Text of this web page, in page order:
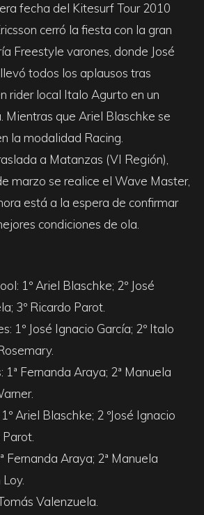
fecha del Kitesurf Tour 2010
cerró la fiesta con la gran
Freestyle varones, donde José
todos los aplausos tras
rider local Italo Agurto en un
Mientras que Ariel Blaschke se
la modalidad Racing.
a Matanzas (VI Región),
marzo se realice el Wave Master,
está a la espera de confirmar
condiciones de ola.
1º Ariel Blaschke; 2º José
3º Ricardo Parot.
1º José Ignacio García; 2º Italo
1ª Fernanda Araya; 2ª Manuela
Ariel Blaschke; 2 ºJosé Ignacio
Fernanda Araya; 2ª Manuela
Valenzuela.